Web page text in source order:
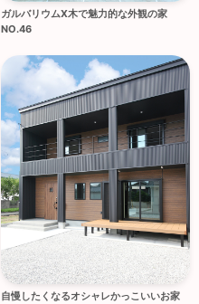
ガルバリウムX木で魅力的な外観の家
NO.46
自慢したくなるオシャレかっこいいお家